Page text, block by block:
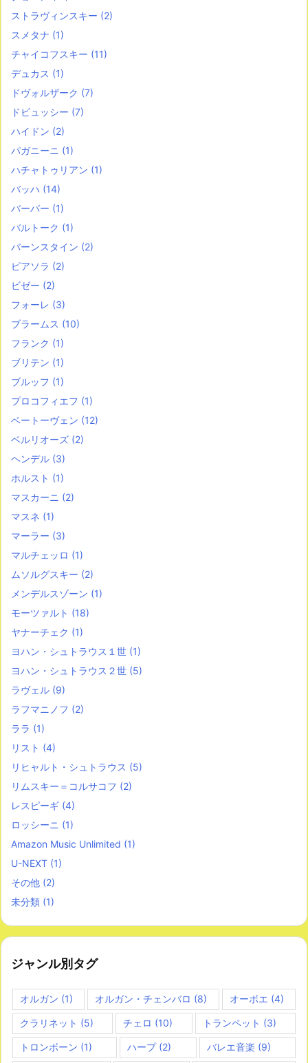
ストラヴィンスキー (2)
スメタナ (1)
チャイコフスキー (11)
デュカス (1)
ドヴォルザーク (7)
ドビュッシー (7)
ハイドン (2)
パガニーニ (1)
ハチャトゥリアン (1)
バッハ (14)
バーバー (1)
バルトーク (1)
バーンスタイン (2)
ピアソラ (2)
ビゼー (2)
フォーレ (3)
ブラームス (10)
フランク (1)
ブリテン (1)
ブルッフ (1)
プロコフィエフ (1)
ベートーヴェン (12)
ベルリオーズ (2)
ヘンデル (3)
ホルスト (1)
マスカーニ (2)
マスネ (1)
マーラー (3)
マルチェッロ (1)
ムソルグスキー (2)
メンデルスゾーン (1)
モーツァルト (18)
ヤナーチェク (1)
ヨハン・シュトラウス１世 (1)
ヨハン・シュトラウス２世 (5)
ラヴェル (9)
ラフマニノフ (2)
ララ (1)
リスト (4)
リヒャルト・シュトラウス (5)
リムスキー＝コルサコフ (2)
レスピーギ (4)
ロッシーニ (1)
Amazon Music Unlimited (1)
U-NEXT (1)
その他 (2)
未分類 (1)
ジャンル別タグ
オルガン (1) オルガン・チェンバロ (8) オーボエ (4)
クラリネット (5) チェロ (10) トランペット (3)
トロンボーン (1) ハープ(2) バレエ音楽 (9)